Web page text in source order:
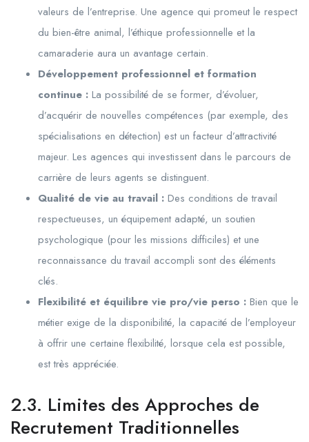
valeurs de l’entreprise. Une agence qui promeut le respect
du bien-être animal, l’éthique professionnelle et la
camaraderie aura un avantage certain.
Développement professionnel et formation
continue : La possibilité de se former, d’évoluer,
d’acquérir de nouvelles compétences (par exemple, des
spécialisations en détection) est un facteur d’attractivité
majeur. Les agences qui investissent dans le parcours de
carrière de leurs agents se distinguent.
Qualité de vie au travail : Des conditions de travail
respectueuses, un équipement adapté, un soutien
psychologique (pour les missions difficiles) et une
reconnaissance du travail accompli sont des éléments
clés.
Flexibilité et équilibre vie pro/vie perso : Bien que le
métier exige de la disponibilité, la capacité de l’employeur
à offrir une certaine flexibilité, lorsque cela est possible,
est très appréciée.
2.3. Limites des Approches de
Recrutement Traditionnelles